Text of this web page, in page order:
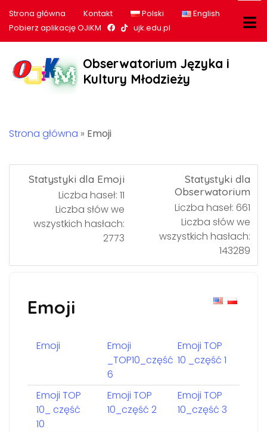
Strona główna Kontakt Polski
English
Pobierz aplikację OJiKM
Nasz profil na Facebook
Nasz profil na tiktok
ujk.edu.pl
Obserwatorium Języka i
Kultury Młodzieży
Strona główna » Emoji
Statystyki dla Emoji
Liczba haseł: 11
Liczba słów we
wszystkich hasłach:
2773
Statystyki dla
Obserwatorium
Liczba haseł: 661
Liczba słów we
wszystkich hasłach:
143289
Emoji
Emoji
Emoji
_TOP10_część
6
Emoji TOP
10 _część 1
Emoji TOP
10_ część
10
Emoji TOP
10_część 2
Emoji TOP
10_część 3